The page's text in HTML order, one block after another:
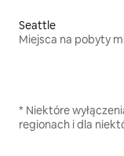
Seattle
Miejsca na pobyty
* Niektóre
regionach i dla